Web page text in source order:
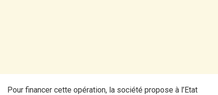
Pour financer cette opération, la société propose à l’Etat